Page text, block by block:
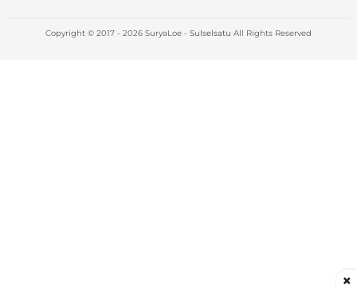
Copyright © 2017 - 2026 SuryaLoe - Sulselsatu All Rights Reserved
×